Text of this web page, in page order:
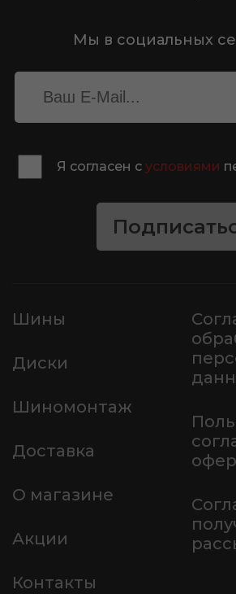
Мы в социальных
Я согласен с условиями
Шины
Диски
Шиномонтаж
Доставка
О магазине
Акции
Контакты